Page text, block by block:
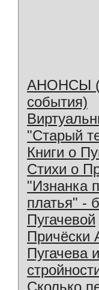
АНОНСЫ
события)
"Старый
Книги о
Стихи о
"Изнанка
платья" -
Пугачевой
Причёски
Пугачева
Сколько